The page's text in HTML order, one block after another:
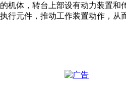
体，转台上部设有动力装置
行元件，推动工作装置动作，从